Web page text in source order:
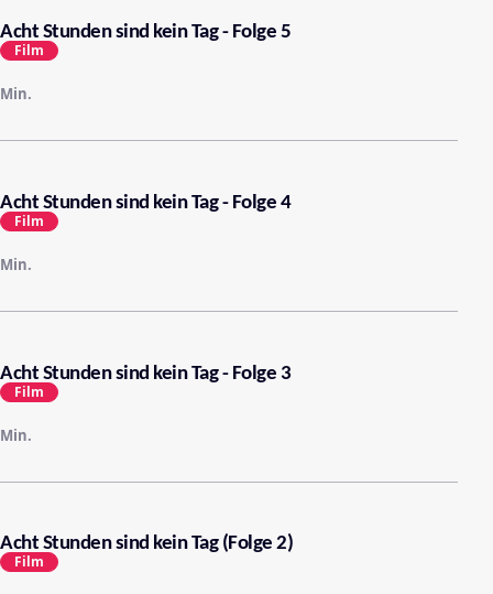
Acht Stunden sind kein Tag - Folge 5
Min.
Film
Acht Stunden sind kein Tag - Folge 4
Min.
Film
Acht Stunden sind kein Tag - Folge 3
Min.
Film
Acht Stunden sind kein Tag (Folge 2)
Film